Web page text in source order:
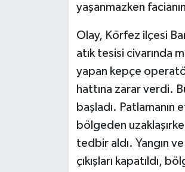
yaşanmazken
Olay, Körfez ilçesi
atık tesisi civarında
yapan kepçe
hattına zarar verdi.
başladı. Patlamanın
bölgeden
tedbir aldı. Yangın
çıkışları kapatıldı,